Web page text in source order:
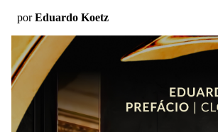
porEduardo Koetz